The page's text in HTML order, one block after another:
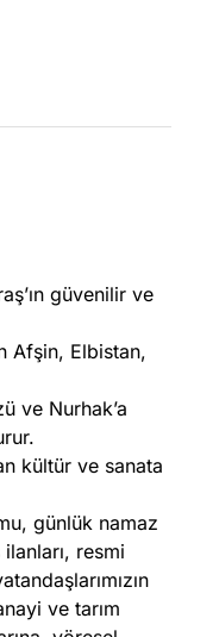
güvenilir ve
Afşin, Elbistan,
ve Nurhak’a
kültür ve sanata
günlük namaz
resmi
ve tarım